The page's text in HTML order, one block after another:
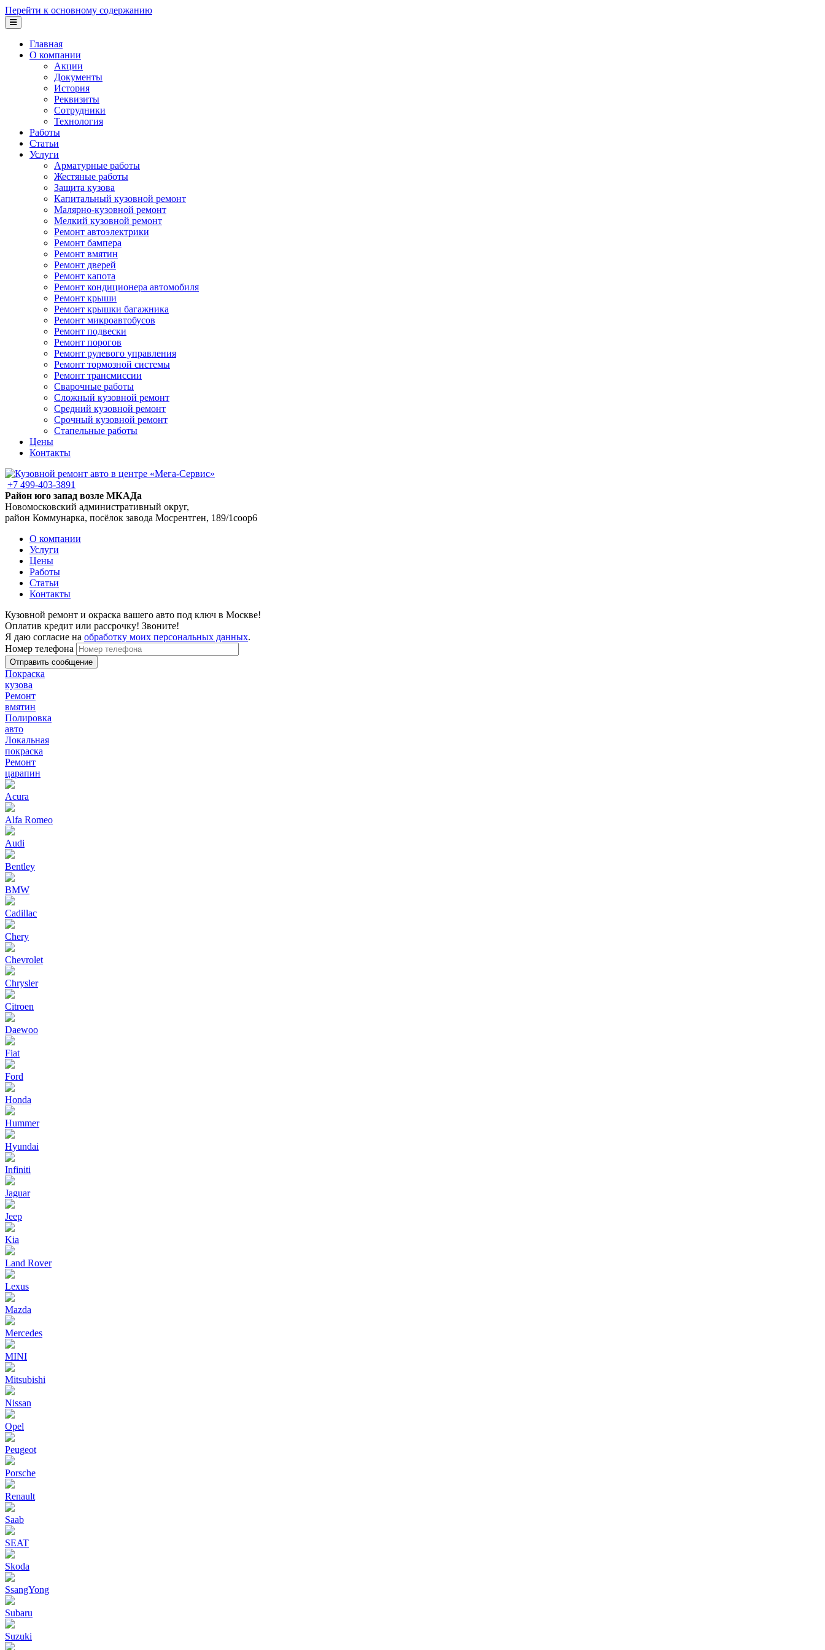
Перейти к основному содержанию
Главная
О компании
Акции
Документы
История
Реквизиты
Сотрудники
Технология
Работы
Статьи
Услуги
Арматурные работы
Жестяные работы
Защита кузова
Капитальный кузовной ремонт
Малярно-кузовной ремонт
Мелкий кузовной ремонт
Ремонт автоэлектрики
Ремонт бампера
Ремонт вмятин
Ремонт дверей
Ремонт капота
Ремонт кондиционера автомобиля
Ремонт крыши
Ремонт крышки багажника
Ремонт микроавтобусов
Ремонт подвески
Ремонт порогов
Ремонт рулевого управления
Ремонт тормозной системы
Ремонт трансмиссии
Сварочные работы
Сложный кузовной ремонт
Средний кузовной ремонт
Срочный кузовной ремонт
Стапельные работы
Цены
Контакты
+7 499-403-3891
Район юго запад возле МКАДа
Новомосковский административный округ,
район Коммунарка, посёлок завода Мосрентген, 189/1соор6
О компании
Услуги
Цены
Работы
Статьи
Контакты
Кузовной ремонт и окраска вашего авто под ключ в Москве!
Оплатив кредит или рассрочку! Звоните!
Я даю согласие на обработку моих персональных данных.
Номер телефона
Покраска
кузова
Ремонт
вмятин
Полировка
авто
Локальная
покраска
Ремонт
царапин
Acura
Alfa Romeo
Audi
Bentley
BMW
Cadillac
Chery
Chevrolet
Chrysler
Citroen
Daewoo
Fiat
Ford
Honda
Hummer
Hyundai
Infiniti
Jaguar
Jeep
Kia
Land Rover
Lexus
Mazda
Mercedes
MINI
Mitsubishi
Nissan
Opel
Peugeot
Porsche
Renault
Saab
SEAT
Skoda
SsangYong
Subaru
Suzuki